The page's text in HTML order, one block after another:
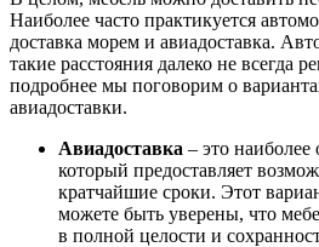
Наиболее часто практикуется
доставка морем и авиадоставка.
такие расстояния далеко не всегда
подробнее мы поговорим о
авиадоставки.
Авиадоставка – это
который предоставляет
кратчайшие сроки. Этот
можете быть уверены, что
в полной целости и